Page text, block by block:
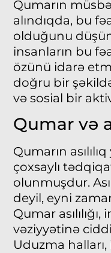
Qumarın
alındıqda, bu
olduğunu
insanların bu
özünü idarə
doğru bir
və sosial bir
Qumar və
Qumarın
çoxsaylı
olunmuşdur.
deyil, eyni
Qumar
vəziyyətinə
Uduzma